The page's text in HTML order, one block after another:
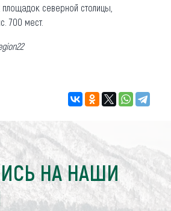
северной столицы,
700 мест.
НА НАШИ